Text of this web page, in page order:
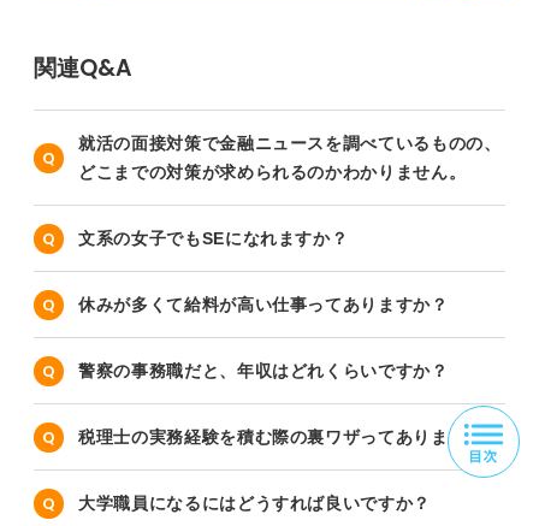
関連Q&A
就活の面接対策で金融ニュースを調べているものの、
どこまでの対策が求められるのかわかりません。
文系の女子でもSEになれますか？
休みが多くて給料が高い仕事ってありますか？
警察の事務職だと、年収はどれくらいですか？
税理士の実務経験を積む際の裏ワザってありますか？
大学職員になるにはどうすれば良いですか？